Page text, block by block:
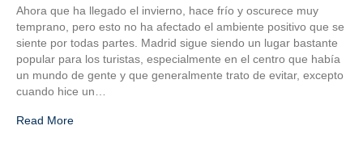
Ahora que ha llegado el invierno, hace frío y oscurece muy
temprano, pero esto no ha afectado el ambiente positivo que se
siente por todas partes. Madrid sigue siendo un lugar bastante
popular para los turistas, especialmente en el centro que había
un mundo de gente y que generalmente trato de evitar, excepto
cuando hice un…
Read More